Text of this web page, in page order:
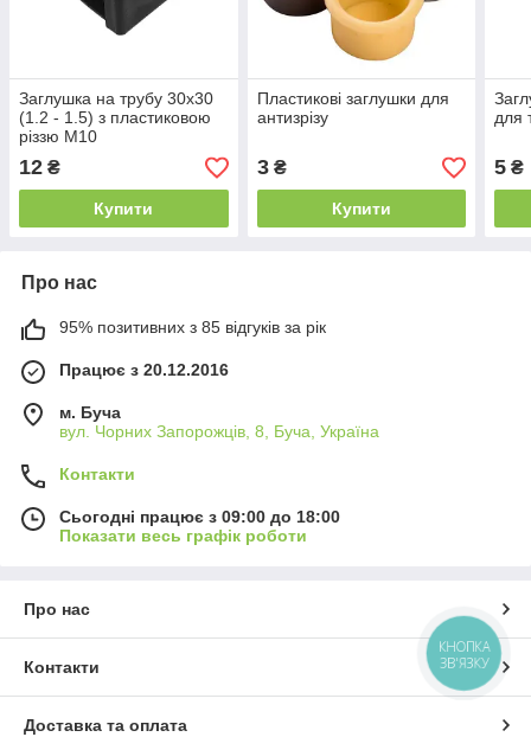
Заглушка на трубу 30х30
(1.2 - 1.5) з пластиковою
різзю М10
12 ₴
Купити
Пластикові заглушки для
антизрізу
3₴
Купити
для
5 ₴
Про нас
95% позитивних з 85 відгуків за рік
Працює з 20.12.2016
м. Буча
вул. Чорних Запорожців, 8, Буча, Україна
Контакти
Сьогодні працює з 09:00 до 18:00
Показати весь графік роботи
Про нас
Контакти
Доставка та оплата
КНОПКА
ЗВ'ЯЗКУ